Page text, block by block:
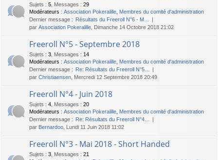
Sujets : 5 Messages : 29
Modérateurs : Association Pokeralille Membres du comité d'administration
Dernier message : Résultats du Freeroll N°6 - M…
par Association Pokeralille , Dimanche 14 Octobre 2018 21:02
Freeroll N°5 - Septembre 2018
Sujets : 3 Messages : 14
Modérateurs : Association Pokeralille Membres du comité d'administration
Dernier message : Re: Résultats du Freeroll N°5…
par Christiaensen , Mercredi 12 Septembre 2018 20:49
Freeroll N°4 - Juin 2018
Sujets : 4 Messages : 20
Modérateurs : Association Pokeralille Membres du comité d'administration
Dernier message : Re: Résultats du Freeroll N°4…
par Bernardoo , Lundi 11 Juin 2018 11:02
Freeroll N°3 - Mai 2018 - Short Handed
Sujets : 3 Messages : 21